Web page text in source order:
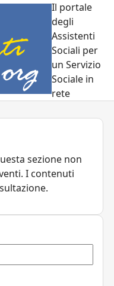
Il portale
degli
Assistenti
Sociali per
un Servizio
Sociale in
rete
sezione non
I contenuti